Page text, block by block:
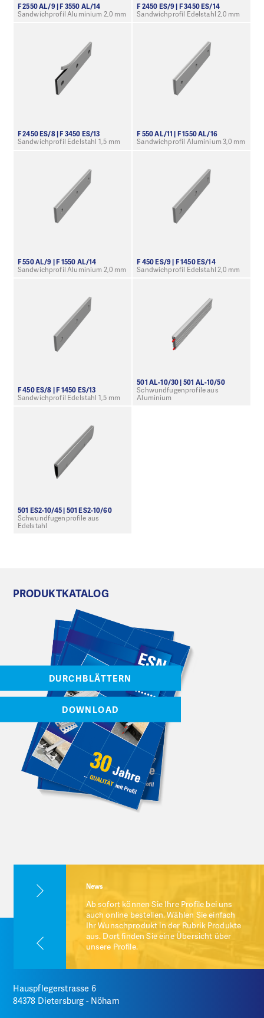
F 2550 AL/9 | F 3550 AL/14
Sandwichprofil Aluminium 2,0 mm
F 2450 ES/9 | F 3450 ES/14
Sandwichprofil Edelstahl 2,0 mm
F 2450 ES/8 | F 3450 ES/13
Sandwichprofil Edelstahl 1,5 mm
F 550 AL/11 | F 1550 AL/16
Sandwichprofil Aluminium 3,0 mm
F 550 AL/9 | F 1550 AL/14
Sandwichprofil Aluminium 2,0 mm
F 450 ES/9 | F 1450 ES/14
Sandwichprofil Edelstahl 2,0 mm
F 450 ES/8 | F 1450 ES/13
Sandwichprofil Edelstahl 1,5 mm
501 AL-10/30 | 501 AL-10/50
Schwundfugenprofile aus
Aluminium
501 ES2-10/45 | 501 ES2-10/60
Schwundfugenprofile aus
Edelstahl
PRODUKTKATALOG
DURCHBLÄTTERN
DOWNLOAD
News
Ab sofort können Sie Ihre Profile bei uns
auch online bestellen. Wählen Sie einfach
Ihr Wunschprodukt in der Rubrik Produkte
aus. Dort finden Sie eine Übersicht über
unsere Profile.
Hauspflegerstrasse 6
84378 Dietersburg - Nöham